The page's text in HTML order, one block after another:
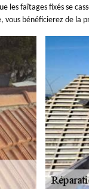
les faîtages fixés se
vous bénéficierez de la